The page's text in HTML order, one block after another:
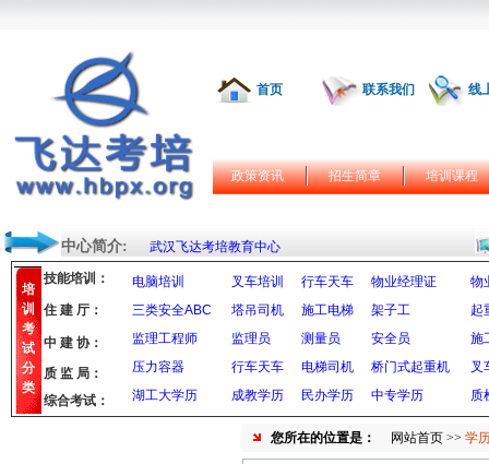
首页 联系我们 线
政策资讯 招生简章 培训课程
中心简介: 武汉飞达考培教育中心
培
训
考
试
分
类
技能培训： 电脑培训 叉车培训 行车天车 物业经理证
物
三类安全ABC
塔吊司机 施工电梯 架子工
起
监理工程师
监理员 测量员 安全员
施
压力容器
行车天车 电梯司机 桥门式起重机
叉
湖工大学历
成教学历 民办学历 中专学历 质
住 建 厅：
中 建 协：
质 监 局：
综合考试：
您所在的位置是： 网站首页 >> 学